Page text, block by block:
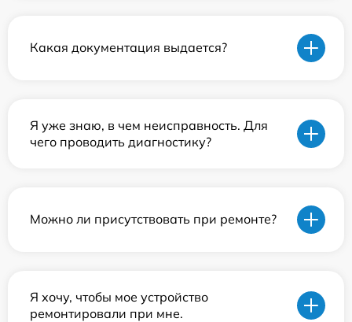
Какая документация выдается?
Я уже знаю, в чем неисправность. Для
чего проводить диагностику?
Можно ли присутствовать при ремонте?
Я хочу, чтобы мое устройство
ремонтировали при мне.